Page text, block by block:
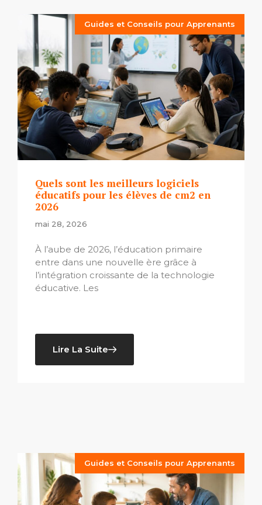
Guides et Conseils pour Apprenants
Quels sont les meilleurs logiciels
éducatifs pour les élèves de cm2 en
2026
mai 28, 2026
À l’aube de 2026, l’éducation primaire
entre dans une nouvelle ère grâce à
l’intégration croissante de la technologie
éducative. Les
Lire La Suite
Guides et Conseils pour Apprenants